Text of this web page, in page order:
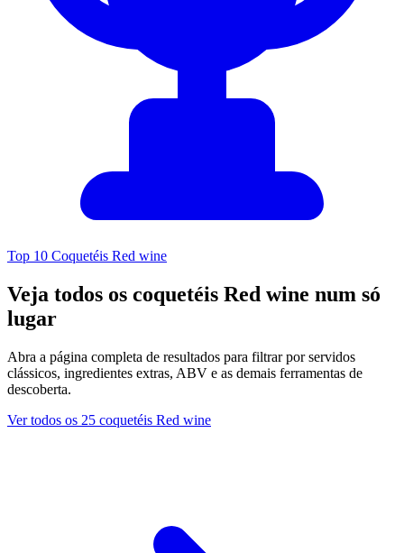
Top 10 Coquetéis Red wine
Veja todos os coquetéis Red wine num só
lugar
Abra a página completa de resultados para filtrar por servidos
clássicos, ingredientes extras, ABV e as demais ferramentas de
descoberta.
Ver todos os 25 coquetéis Red wine